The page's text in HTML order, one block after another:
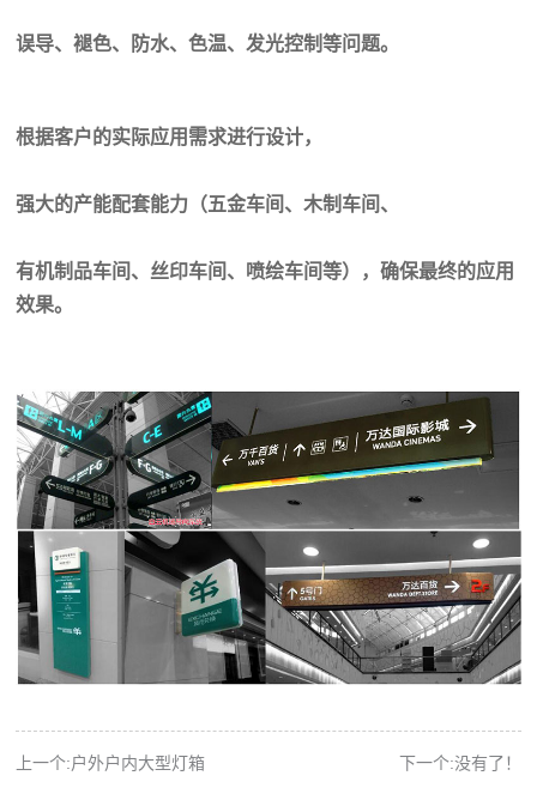
误导、褪色、防水、色温、发光控制等问题。
根据客户的实际应用需求进行设计，
强大的产能配套能力（五金车间、木制车间、
有机制品车间、丝印车间、喷绘车间等），确保最终的应用
效果。
上一个:户外户内大型灯箱 下一个:没有了！